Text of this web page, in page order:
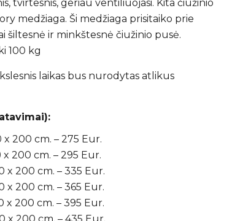
tvirtesnis, geriau ventiliuojasi. Kita čiužinio
medžiaga. Ši medžiaga prisitaiko prie
šiltesnė ir minkštesnė čiužinio pusė.
100 kg
laikas bus nurodytas atlikus
200 cm. – 275 Eur.
200 cm. – 295 Eur.
x 200 cm. – 335 Eur.
x 200 cm. – 365 Eur.
x 200 cm. – 395 Eur.